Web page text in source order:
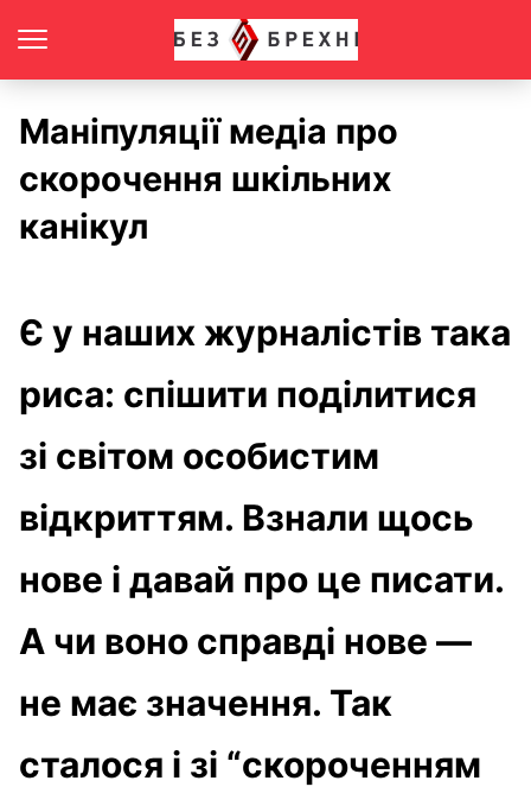
Маніпуляції медіа про
скорочення шкільних
канікул
Є у наших журналістів така
риса: спішити поділитися
зі світом особистим
відкриттям. Взнали щось
нове і давай про це писати.
А чи воно справді нове —
не має значення. Так
сталося і зі “скороченням